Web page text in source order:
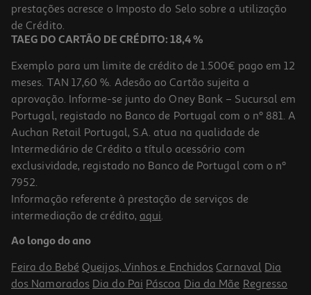
2,99 €
Desodorizante Spray Invisible For Black & White Silky Smooth
Nivea 150 Ml
23.13 €/Lt
3,47 €
prestações acresce o Imposto do Selo sobre a utilização
de Crédito.
TAEG DO CARTÃO DE CRÉDITO: 18,4 %
Exemplo para um limite de crédito de 1.500€ pago em 12
meses. TAN 17,60 %. Adesão ao Cartão sujeita a
aprovação. Informe-se junto do Oney Bank – Sucursal em
Portugal, registado no Banco de Portugal com o nº 881. A
Auchan Retail Portugal, S.A. atua na qualidade de
Intermediário de Crédito a título acessório com
exclusividade, registado no Banco de Portugal com o nº
7952.
Informação referente à prestação de serviços de
intermediação de crédito, aqui.
Ao longo do ano
Feira do Bebé Queijos, Vinhos e Enchidos Carnaval Dia
dos Namorados Dia do Pai Páscoa Dia da Mãe Regresso